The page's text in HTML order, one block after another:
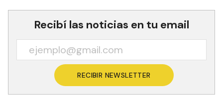
Recibí las noticias en tu email
RECIBIR NEWSLETTER